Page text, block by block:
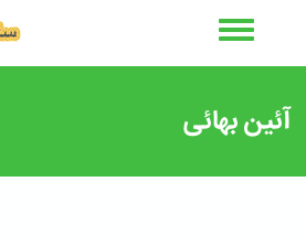
آئین بهائی